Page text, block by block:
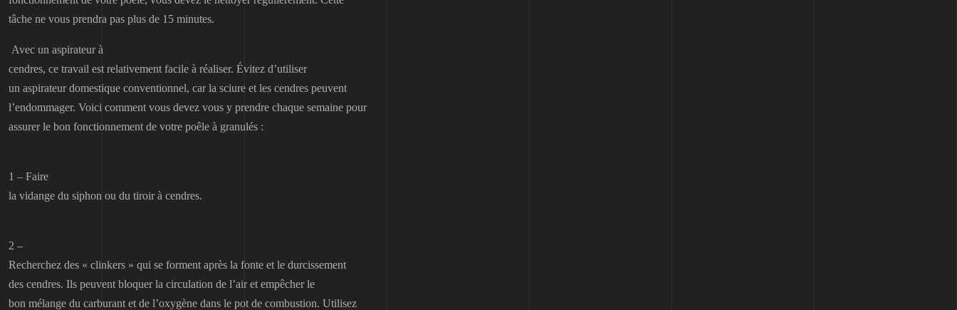
tâche ne vous prendra pas plus de 15 minutes.
Avec un aspirateur à
cendres, ce travail est relativement facile à réaliser. Évitez d’utiliser
un aspirateur domestique conventionnel, car la sciure et les cendres peuvent
l’endommager. Voici comment vous devez vous y prendre chaque semaine pour
assurer le bon fonctionnement de votre poêle à granulés :
1 – Faire
la vidange du siphon ou du tiroir à cendres.
2 –
Recherchez des « clinkers » qui se forment après la fonte et le durcissement
des cendres. Ils peuvent bloquer la circulation de l’air et empêcher le
bon mélange du carburant et de l’oxygène dans le pot de combustion. Utilisez